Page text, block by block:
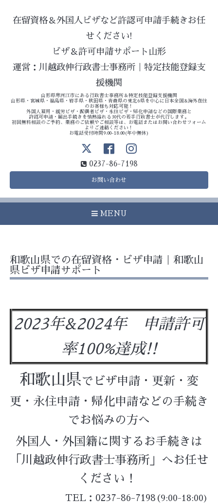
在留資格＆外国人ビザなど許認可申請手続きお任
せください!
ビザ＆許可申請サポート山形
運営：川越政伸行政書士事務所｜特定技能登録支
援機関
山形県寒河江市にある行政書士事務所＆特定技能登録支援機関
山形県・宮城県・福島県・岩手県・秋田県・青森県の東北6県を中心に日本全国&海外在住
のお客様も対応可能！
外国人雇用・就労ビザ・配偶者ビザ・永住ビザ・帰化申請などの国際業務と
許認可申請・届出手続きを情熱溢れる30代の若手行政書士が代行します。
初回無料相談のご予約、業務のご依頼やご相談等は、お電話またはお問い合わせフォーム
よりご連絡ください！
お電話受付時間9:00-18:00(年中無休)
0237-86-7198
お問い合わせ
MENU
和歌山県での在留資格・ビザ申請｜和歌山
県ビザ申請サポート
2023年&2024年 申請許可
率100%達成!!
和歌山県でビザ申請・更新・変
更・永住申請・帰化申請などの手続き
でお悩みの方へ
外国人・外国籍に関するお手続きは
「川越政伸行政書士事務所」へお任せ
ください！
TEL：0237-86-7198(9:00-18:00)